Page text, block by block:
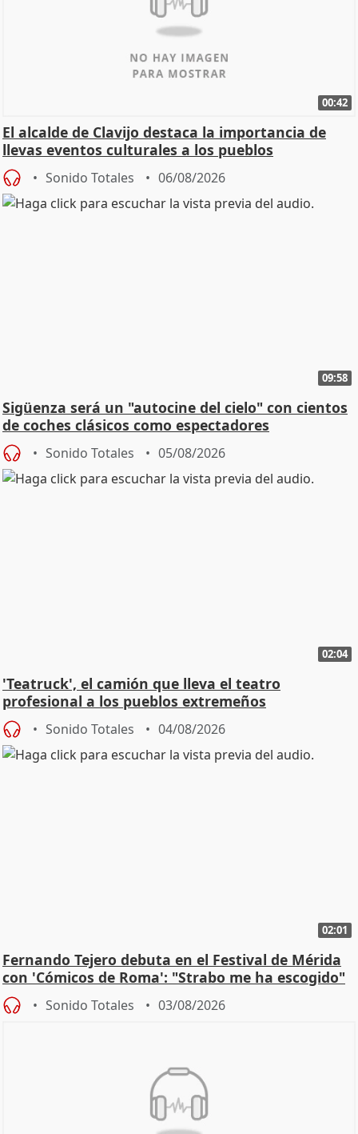
00:42
El alcalde de Clavijo destaca la importancia de
llevas eventos culturales a los pueblos
Sonido Totales 06/08/2026
09:58
Sigüenza será un "autocine del cielo" con cientos
de coches clásicos como espectadores
Sonido Totales 05/08/2026
02:04
'Teatruck', el camión que lleva el teatro
profesional a los pueblos extremeños
Sonido Totales 04/08/2026
02:01
Fernando Tejero debuta en el Festival de Mérida
con 'Cómicos de Roma': "Strabo me ha escogido"
Sonido Totales 03/08/2026